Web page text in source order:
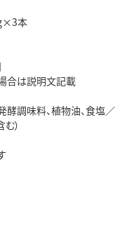
本
合は説明文記載
発酵調味料、植物油、食塩／
）